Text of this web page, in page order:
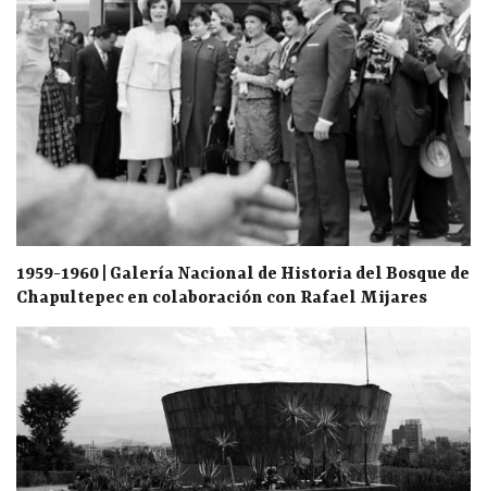
1959-1960 | Galería Nacional de Historia del Bosque de
Chapultepec en colaboración con Rafael Mijares